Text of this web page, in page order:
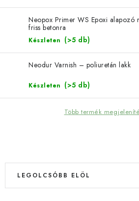
Neopox Primer WS Epoxi alapozó
friss betonra
Készleten (>5 db)
Neodur Varnish – poliuretán lakk
Készleten (>5 db)
Több termék
T
T
LEGOLCSÓBB ELÖL